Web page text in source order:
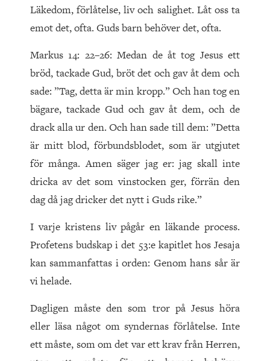
Läkedom, förlåtelse, liv och salighet. Låt oss ta
emot det, ofta. Guds barn behöver det, ofta.
Markus 14: 22–26: Medan de åt tog Jesus ett
bröd, tackade Gud, bröt det och gav åt dem och
sade: ”Tag, detta är min kropp.” Och han tog en
bägare, tackade Gud och gav åt dem, och de
drack alla ur den. Och han sade till dem: ”Detta
är mitt blod, förbundsblodet, som är utgjutet
för många. Amen säger jag er: jag skall inte
dricka av det som vinstocken ger, förrän den
dag då jag dricker det nytt i Guds rike.”
I varje kristens liv pågår en läkande process.
Profetens budskap i det 53:e kapitlet hos Jesaja
kan sammanfattas i orden: Genom hans sår är
vi helade.
Dagligen måste den som tror på Jesus höra
eller läsa något om syndernas förlåtelse. Inte
ett måste, som om det var ett krav från Herren,